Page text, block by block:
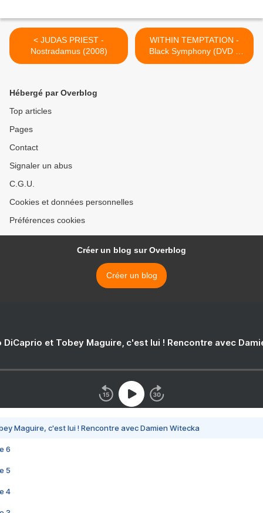
< JUDAS PRIEST -
Nostradamus (2008)
WITHIN TEMPTATION -
Black Symphony (DVD +
CD - 2008) >
Hébergé par Overblog
Top articles
Pages
Contact
Signaler un abus
C.G.U.
Cookies et données personnelles
Préférences cookies
Créer un blog sur Overblog
Créer un blog
DiCaprio et Tobey Maguire, c'est lui ! Rencontre avec
Maguire, c'est lui ! Rencontre avec Damien Witecka
6
5
4